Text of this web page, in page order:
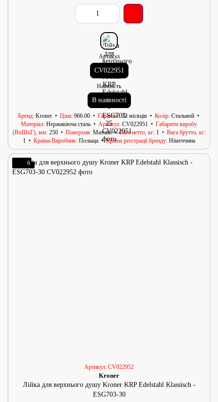
Артикул
CV022951
Наявність
В наявності
Бренд Kroner Ціна 966.00 Гарантія 12 місяців Колір Стальной
Матеріал Нержавіюча сталь Артикул CV022951
Габарити виробу
(ВхШхГ), мм 250 Поверхня Матова Вага нетто, кг 1
Вага брутто, кг
1
Країна-Виробник Польща Країна реєстрації бренду Німеччина
6
Артикул: CV022952
Kroner
Лійка для верхнього душу Kroner KRP Edelstahl Klassisch -
ESG703-30